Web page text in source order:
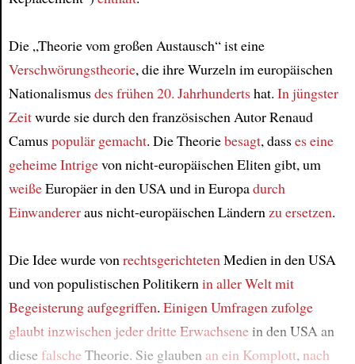
Die „Theorie vom großen Austausch“ ist eine
Verschwörungstheorie, die ihre Wurzeln im europäischen
Nationalismusdes frühen 20. Jahrhundertshat. In jüngster
Zeitwurde sie durch den französischen Autor Renaud
Camuspopulär gemacht. Die Theoriebesagt, dasseseine
geheime Intrigevon nicht-europäischen Eliten gibt, um
weißeEuropäer in den USA und in Europadurch
Einwandereraus nicht-europäischen Ländernzu ersetzen.
Die Idee wurde vonrechtsgerichtetenMedien in den USA
und von populistischen Politikernin aller Weltmit
Begeisterungaufgegriffen. Einigen Umfragen zufolge
glaubt inzwischen jeder dritte Erwachsenein den USA an
diesefalscheTheorie. Sie glauben an ein Komplott, nach